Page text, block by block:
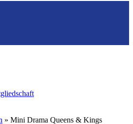
» Mini Drama Queens & Kings